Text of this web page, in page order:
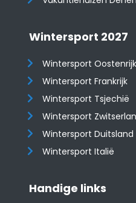
Wintersport 2027
Wintersport Oostenrijk
Wintersport Frankrijk
Wintersport Tsjechië
Wintersport
Wintersport Duitsland
Wintersport Italië
Handige links